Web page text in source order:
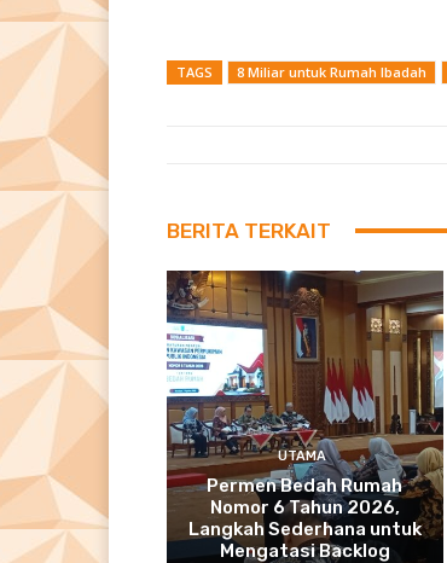
TAGS 8 Miliar untuk Rumah Ibadah
BERITA TERKAIT
UTAMA
Permen Bedah Rumah
Nomor 6 Tahun 2026,
Langkah Sederhana untuk
Mengatasi Backlog